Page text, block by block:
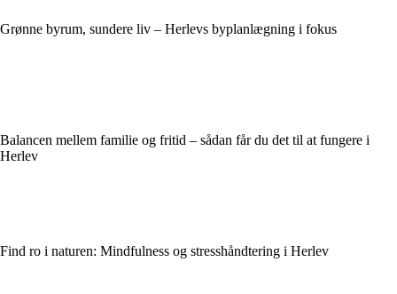
Grønne byrum, sundere liv – Herlevs byplanlægning i fokus
Balancen mellem familie og fritid – sådan får du det til at fungere i
Herlev
Find ro i naturen: Mindfulness og stresshåndtering i Herlev